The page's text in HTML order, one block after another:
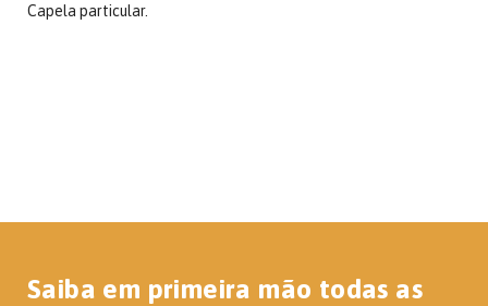
Capela particular.
Saiba em primeira mão todas as